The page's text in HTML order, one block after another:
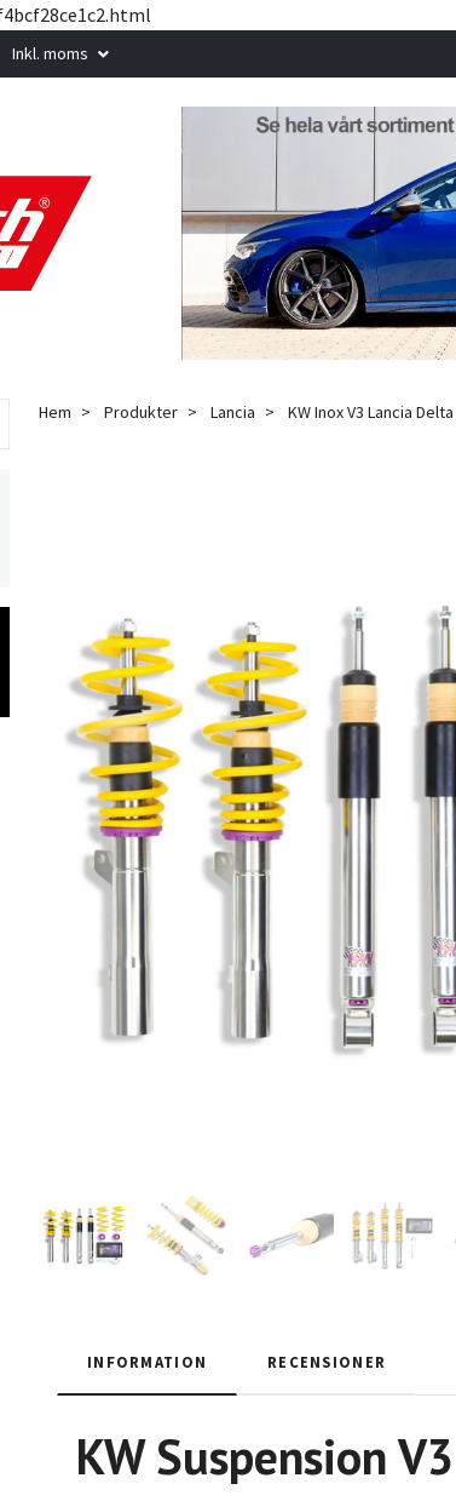
Inkl. moms
Hem Produkter Lancia KW Inox V3 Lancia
INFORMATION RECENSIONER
KW Suspension